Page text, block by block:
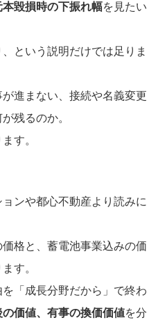
本毀損時の下振れ幅を見たい
という説明だけでは足りま
進まない、接続や名義変更
残るのか。
す。
ンや都心不動産より読みに
格と、蓄電池事業込みの価
す。
「成長分野だから」で終わ
価値、有事の換価価値を分